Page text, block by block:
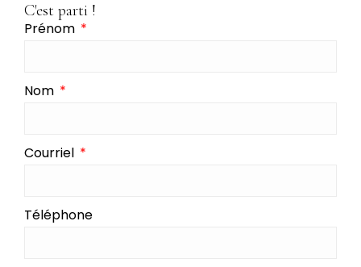
C'est parti !
Prénom
Nom
Courriel
Téléphone